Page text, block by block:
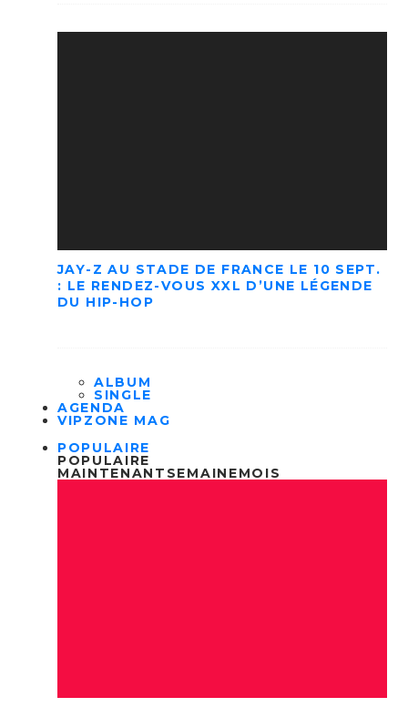
JAY-Z AU STADE DE FRANCE LE 10 SEPT.
: LE RENDEZ-VOUS XXL D’UNE LÉGENDE
DU HIP-HOP
ALBUM
SINGLE
AGENDA
VIPZONE MAG
POPULAIRE
POPULAIRE
MAINTENANT SEMAINEMOIS